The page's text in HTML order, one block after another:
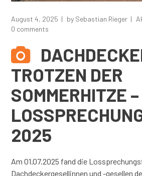
August 4, 2025 by Sebastian Rieger
0 comments
TROTZEN DER
SOMMERHITZE –
2025
Am 01.07.2025 fand die
Dachdeckergesellinnen und -gesellen